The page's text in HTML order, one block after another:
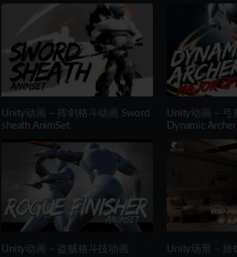
Unity动画 – 挥剑格斗动画 Sword
sheath AnimSet
Unity动画 – 弓
Dynamic
Unity动画 – 盗贼格斗技动画
Unity场景 – 旅